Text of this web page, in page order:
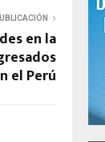
en la
el Perú